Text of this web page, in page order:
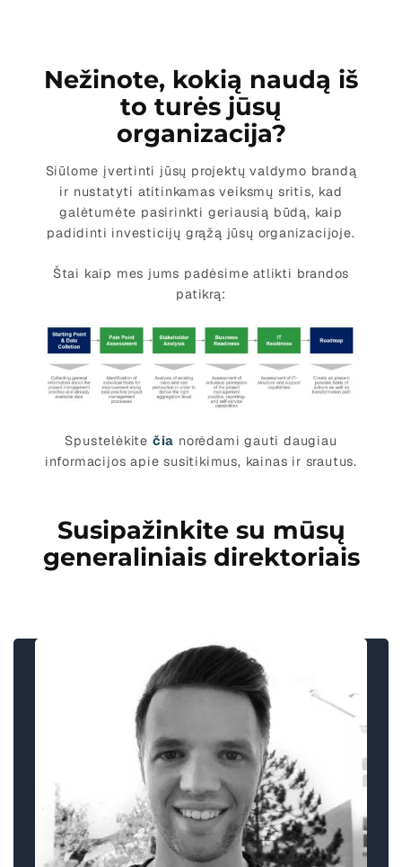
Nežinote, kokią naudą iš
to turės jūsų
organizacija?
Siūlome įvertinti jūsų projektų valdymo brandą
ir nustatyti atitinkamas veiksmų sritis, kad
galėtumėte pasirinkti geriausią būdą, kaip
padidinti investicijų grąžą jūsų organizacijoje.
Štai kaip mes jums padėsime atlikti brandos
patikrą:
Spustelėkite čia norėdami gauti daugiau
informacijos apie susitikimus, kainas ir srautus.
Susipažinkite su mūsų
generaliniais direktoriais